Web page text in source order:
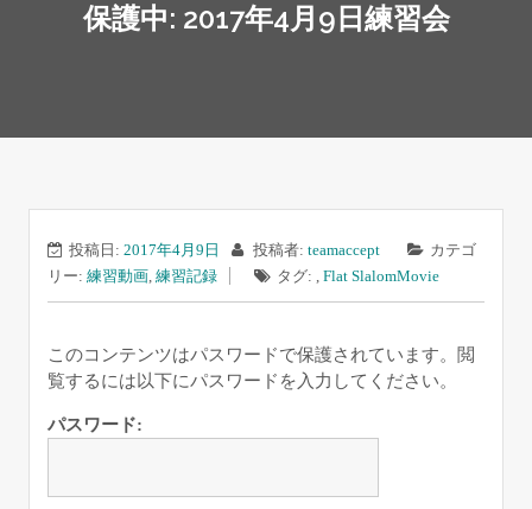
保護中: 2017年4月9日練習会
投稿日: 2017年4月9日 投稿者: teamaccept
カテゴ
リー: 練習動画, 練習記録 タグ: , Flat SlalomMovie
このコンテンツはパスワードで保護されています。閲
覧するには以下にパスワードを入力してください。
パスワード: